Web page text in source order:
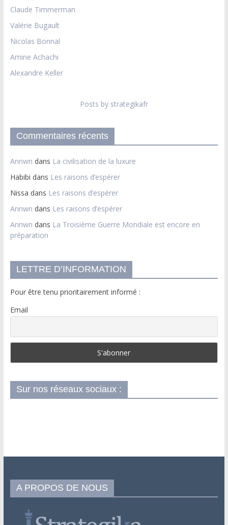
Claude Timmerman
Valérie Bugault
Nicolas Bonnal
Amine Achachi
Alexandre Keller
Posts by strategikafr
Commentaires récents
Annwn dans La civilisation de la luxure
Habibi dans Les raisons d’espérer
Nissa dans Les raisons d’espérer
Annwn dans Les raisons d’espérer
Annwn dans La Troisième Guerre Mondiale est encore en
préparation
LETTRE D’INFORMATION
Pour être tenu prioritairement informé :
Email
Sur nos réseaux sociaux :
A PROPOS DE NOUS